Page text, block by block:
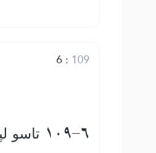
6: 109
109-6 تاسو لپاره ستاسو دین دى او زما لپاره زما دین دى